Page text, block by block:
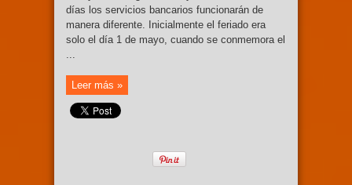
días los servicios bancarios funcionarán de
manera diferente. Inicialmente el feriado era
solo el día 1 de mayo, cuando se conmemora el
...
Leer más »